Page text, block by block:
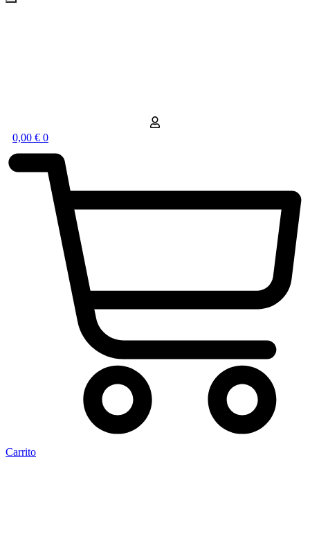
0,00 € 0
Carrito